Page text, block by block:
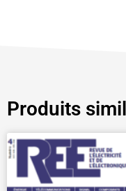
Produits